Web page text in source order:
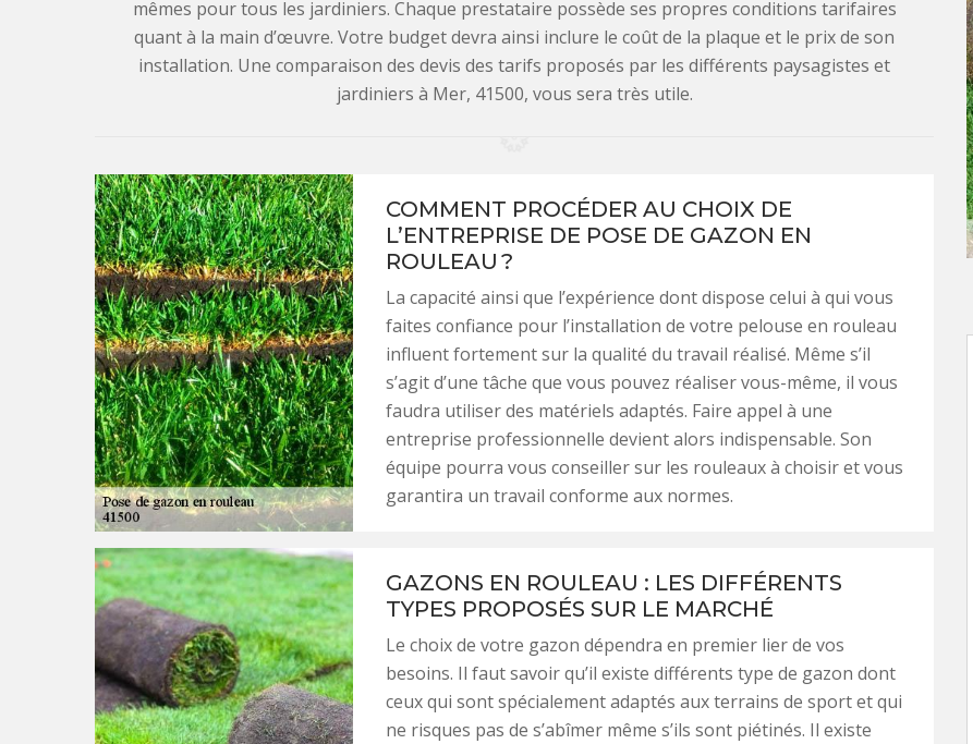
mêmes pour tous les jardiniers. Chaque prestataire possède ses propres conditions tarifaires
quant à la main d’œuvre. Votre budget devra ainsi inclure le coût de la plaque et le prix de son
installation. Une comparaison des devis des tarifs proposés par les différents paysagistes et
jardiniers à Mer, 41500, vous sera très utile.
COMMENT PROCÉDER AU CHOIX DE
L’ENTREPRISE DE POSE DE GAZON EN
ROULEAU ?
La capacité ainsi que l’expérience dont dispose celui à qui vous
faites confiance pour l’installation de votre pelouse en rouleau
influent fortement sur la qualité du travail réalisé. Même s’il
s’agit d’une tâche que vous pouvez réaliser vous-même, il vous
faudra utiliser des matériels adaptés. Faire appel à une
entreprise professionnelle devient alors indispensable. Son
équipe pourra vous conseiller sur les rouleaux à choisir et vous
garantira un travail conforme aux normes.
GAZONS EN ROULEAU : LES DIFFÉRENTS
TYPES PROPOSÉS SUR LE MARCHÉ
Le choix de votre gazon dépendra en premier lier de vos
besoins. Il faut savoir qu’il existe différents type de gazon dont
ceux qui sont spécialement adaptés aux terrains de sport et qui
ne risques pas de s’abîmer même s’ils sont piétinés. Il existe